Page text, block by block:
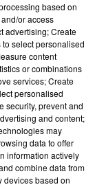
based on
or access
advertising; Create
select personalised
content
or combinations
services; Create
personalised
security, prevent and
and content;
may
data to offer
information actively
combine data from
devices based on